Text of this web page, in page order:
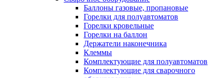
Баллоны газовые, пропановые
Горелки для полуавтоматов
Горелки кровельные
Горелки на баллон
Держатели наконечника
Клеммы
Комплектующие для полуавтоматов
Комплектующие для сварочного